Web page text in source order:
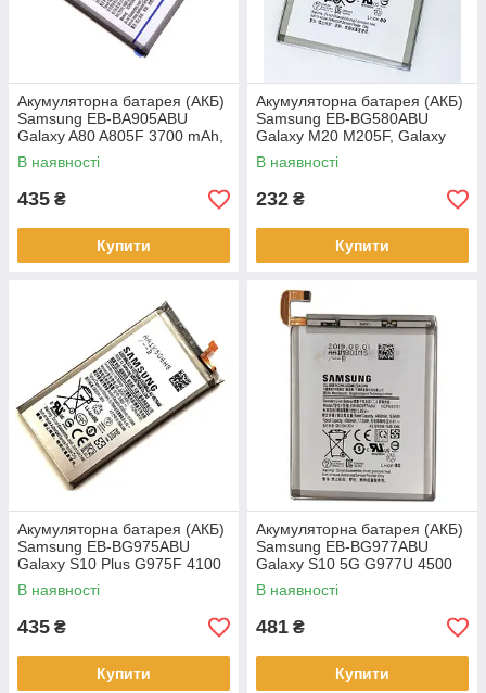
Акумуляторна батарея (АКБ)
Samsung EB-BA905ABU
Galaxy A80 A805F 3700 mAh,
В наявності
435 ₴
Купити
Акумуляторна батарея (АКБ)
Samsung EB-BG580ABU
Galaxy M20 M205F, Galaxy
M30 M305F 4900 mAh,
В наявності
232 ₴
Купити
Акумуляторна батарея (АКБ)
Samsung EB-BG975ABU
Galaxy S10 Plus G975F 4100
mAh,
В наявності
435 ₴
Купити
Акумуляторна батарея (АКБ)
Samsung EB-BG977ABU
Galaxy S10 5G G977U 4500
mAh,
В наявності
481 ₴
Купити